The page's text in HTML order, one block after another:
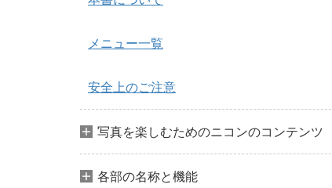
メニュー一覧
安全上のご注意
写真を楽しむためのニコンのコンテンツ
各部の名称と機能